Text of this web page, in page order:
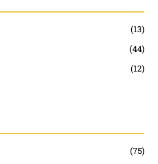
(13)
(44)
(12)
(75)